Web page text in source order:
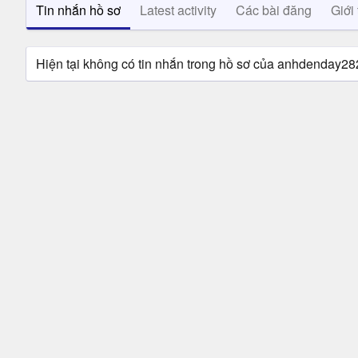
Tin nhắn hồ sơ Latest activity Các bài đăng Giới
Hiện tại không có tin nhắn trong hồ sơ của